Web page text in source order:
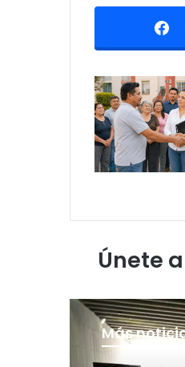
Únete
Más